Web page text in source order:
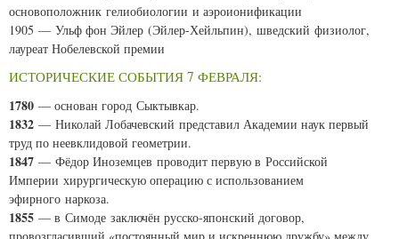
основоположник гелиобиологии и аэроионификации
1905 — Ульф фон Эйлер (Эйлер-Хейльпин), шведский физиолог,
лауреат Нобелевской премии
ИСТОРИЧЕСКИЕ СОБЫТИЯ 7 ФЕВРАЛЯ:
1780 — основан город Сыктывкар.
1832 — Николай Лобачевский представил Академии наук первый
труд по неевклидовой геометрии.
1847 — Фёдор Иноземцев проводит первую в Российской
Империи хирургическую операцию с использованием
эфирного наркоза.
1855 — в Симоде заключён русско-японский договор,